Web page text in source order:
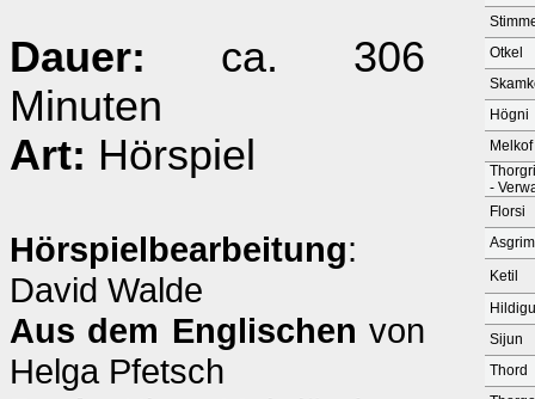
Dauer: ca. 306
Minuten
Art: Hörspiel
Hörspielbearbeitung:
David Walde
Aus dem Englischen von
Helga Pfetsch
Otkel
Högni
Melkof
-
Florsi
Asgrim
Ketil
Sijun
Thord